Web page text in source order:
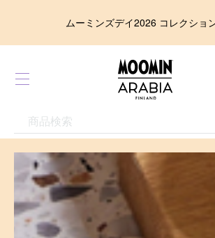
ムーミンズデイ2026 コレクショ